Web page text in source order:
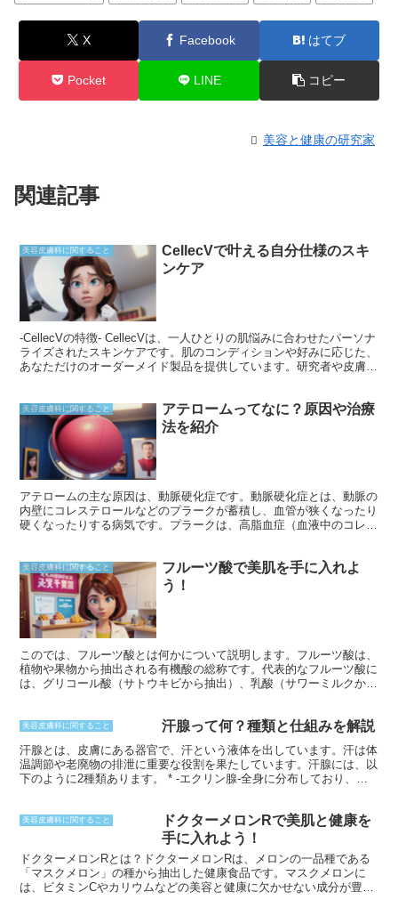
X Facebook はてブ
Pocket LINE コピー
美容と健康の研究家
関連記事
美容皮膚科に関すること
CellecVで叶える自分仕様のスキ
ンケア
-CellecVの特徴- CellecVは、一人ひとりの肌悩みに合わせたパーソナ
ライズされたスキンケアです。肌のコンディションや好みに応じた、
あなただけのオーダーメイド製品を提供しています。研究者や皮膚科
のこだわりです。パラベンや合成着色料などの刺激性物質は一切含ん
でおらず、肌に優しい成分のみを使用しています。そのため、敏感肌
やアレルギー肌の方でも安心して使用できます。 また、使い勝手の
良さにも優れています。オンライン上のパーソナライズ診断を通じ
て、わずか数分で最適な製品を提案してくれます。面倒なカスタマイ
ズ作業はなく、あなたにピッタリの製品が簡単に手に入ります。さら
に、定期配送サービスも利用可能なので、製品が切れる心配がありま
せん。
美容皮膚科に関すること
アテロームってなに？原因や治療
法を紹介
アテロームの主な原因は、動脈硬化症です。動脈硬化症とは、動脈の
内壁にコレステロールなどのプラークが蓄積し、血管が狭くなったり
硬くなったりする病気です。プラークは、高脂血症（血液中のコレス
血流を妨げることがあります。また、年齢を重ねることでも血管は硬
くなり、アテロームができやすくなります。
美容皮膚科に関すること
フルーツ酸で美肌を手に入れよ
う！
このでは、フルーツ酸とは何かについて説明します。フルーツ酸は、
植物や果物から抽出される有機酸の総称です。代表的なフルーツ酸に
は、グリコール酸（サトウキビから抽出）、乳酸（サワーミルクから
ターンオーバーを促進する働きがあります。このため、フルーツ酸
す。
美容皮膚科に関すること 汗腺って何？種類と仕組みを解説
汗腺とは、皮膚にある器官で、汗という液体を出しています。汗は体
温調節や老廃物の排泄に重要な役割を果たしています。汗腺には、以
下のように2種類あります。 * -エクリン腺-全身に分布しており、無
美容皮膚科に関すること
ドクターメロンRで美肌と健康を
手に入れよう！
ドクターメロンRとは？ドクターメロンRは、メロンの一品種である
「マスクメロン」の種から抽出した健康食品です。マスクメロンに
は、ビタミンCやカリウムなどの美容と健康に欠かせない成分が豊富